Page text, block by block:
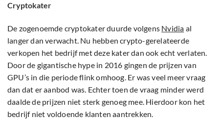
Cryptokater
De zogenoemde cryptokater duurde volgens Nvidia al
langer dan verwacht. Nu hebben crypto-gerelateerde
verkopen het bedrijf met deze kater dan ook echt verlaten.
Door de gigantische hype in 2016 gingen de prijzen van
GPU’s in die periode flink omhoog. Er was veel meer vraag
dan dat er aanbod was. Echter toen de vraag minder werd
daalde de prijzen niet sterk genoeg mee. Hierdoor kon het
bedrijf niet voldoende klanten aantrekken.